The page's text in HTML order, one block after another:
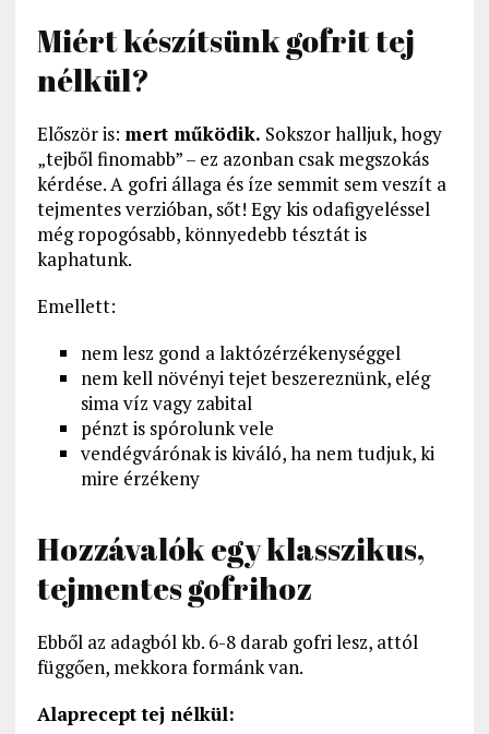
Miért készítsünk gofrit tej
nélkül?
Először is: mert működik. Sokszor halljuk, hogy
„tejből finomabb” – ez azonban csak megszokás
kérdése. A gofri állaga és íze semmit sem veszít a
tejmentes verzióban, sőt! Egy kis odafigyeléssel
még ropogósabb, könnyedebb tésztát is
kaphatunk.
Emellett:
nem lesz gond a laktózérzékenységgel
nem kell növényi tejet beszereznünk, elég
sima víz vagy zabital
pénzt is spórolunk vele
vendégvárónak is kiváló, ha nem tudjuk, ki
mire érzékeny
Hozzávalók egy klasszikus,
tejmentes gofrihoz
Ebből az adagból kb. 6-8 darab gofri lesz, attól
függően, mekkora formánk van.
Alaprecept tej nélkül: